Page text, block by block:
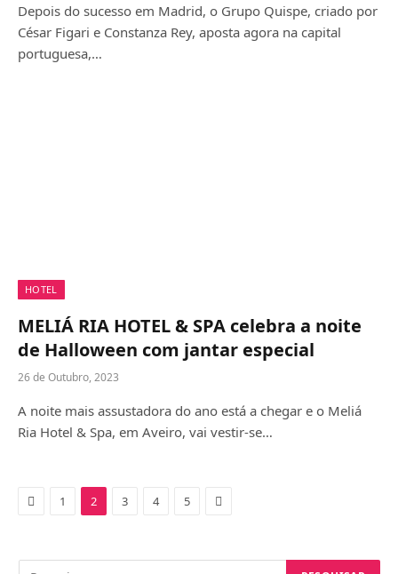
Depois do sucesso em Madrid, o Grupo Quispe, criado por
César Figari e Constanza Rey, aposta agora na capital
portuguesa,…
HOTEL
MELIÁ RIA HOTEL & SPA celebra a noite
de Halloween com jantar especial
26 de Outubro, 2023
A noite mais assustadora do ano está a chegar e o Meliá
Ria Hotel & Spa, em Aveiro, vai vestir-se…
Previous
1 2 3 4 5 Next